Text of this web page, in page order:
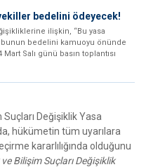
bedelini ödeyecek!
ilişkin, “Bu yasa
bunun bedelini kamuoyu önünde
Salı günü basın toplantısı
Değişiklik Yasa
hükümetin tüm uyarılara
kararlılığında olduğunu
Bilişim Suçları Değişiklik